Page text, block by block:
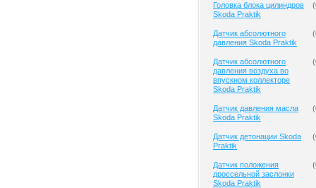
Головка блока цилиндров
Skoda Praktik
(
Датчик абсолютного
давления Skoda Praktik
(
Датчик абсолютного
давления воздуха во
впускном коллекторе
Skoda Praktik
(
Датчик давления масла
Skoda Praktik
(
Датчик детонации Skoda
Praktik
(
Датчик положения
дроссельной заслонки
Skoda Praktik
(